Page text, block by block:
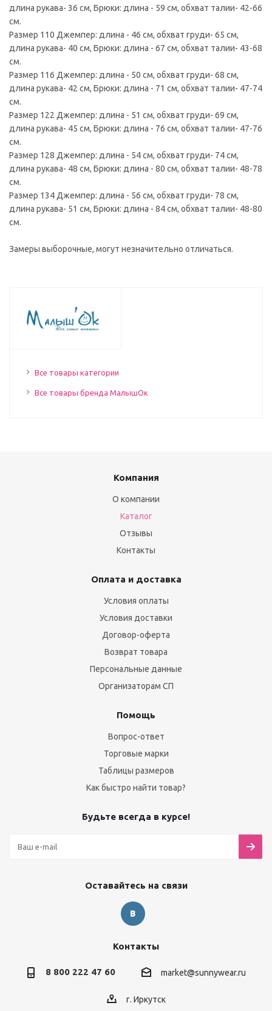
длина рукава- 36 см, Брюки: длина - 59 см, обхват талии- 42-66
см.
Размер 110 Джемпер: длина - 46 см, обхват груди- 65 см,
длина рукава- 40 см, Брюки: длина - 67 см, обхват талии- 43-68
см.
Размер 116 Джемпер: длина - 50 см, обхват груди- 68 см,
длина рукава- 42 см, Брюки: длина - 71 см, обхват талии- 47-74
см.
Размер 122 Джемпер: длина - 51 см, обхват груди- 69 см,
длина рукава- 45 см, Брюки: длина - 76 см, обхват талии- 47-76
см.
Размер 128 Джемпер: длина - 54 см, обхват груди- 74 см,
длина рукава- 48 см, Брюки: длина - 80 см, обхват талии- 48-78
см.
Размер 134 Джемпер: длина - 56 см, обхват груди- 78 см,
длина рукава- 51 см, Брюки: длина - 84 см, обхват талии- 48-80
см.
Замеры выборочные, могут незначительно отличаться.
Все товары категории
Все товары бренда МалышОк
Компания
О компании
Каталог
Отзывы
Контакты
Оплата и доставка
Условия оплаты
Условия доставки
Договор-оферта
Возврат товара
Персональные данные
Организаторам СП
Помощь
Вопрос-ответ
Торговые марки
Таблицы размеров
Как быстро найти товар?
Будьте всегда в курсе!
Оставайтесь на связи
Контакты
8 800 222 47 60 market@sunnywear.ru
г. Иркутск